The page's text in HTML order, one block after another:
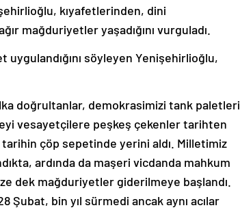
kıyafetlerinden, dini
mağduriyetler yaşadığını vurguladı.
söyleyen Yenişehirlioğlu,
doğrultanlar, demokrasimizi tank paletleri
vesayetçilere peşkeş çekenler tarihten
çöp sepetinde yerini aldı. Milletimiz
ardında da maşeri vicdanda mahkum
dek mağduriyetler giderilmeye başlandı.
Şubat, bin yıl sürmedi ancak aynı acılar